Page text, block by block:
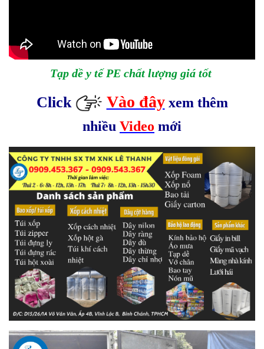
Tạp dề y tế PE chất lượng giá tốt
Click Vào đâyxem thêm
nhiều Video mới